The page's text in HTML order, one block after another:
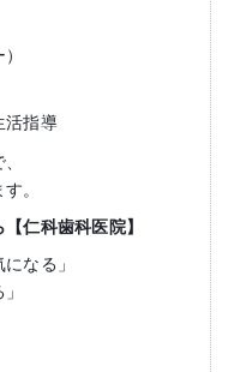
活指導
。
仁科歯科医院】
なる」